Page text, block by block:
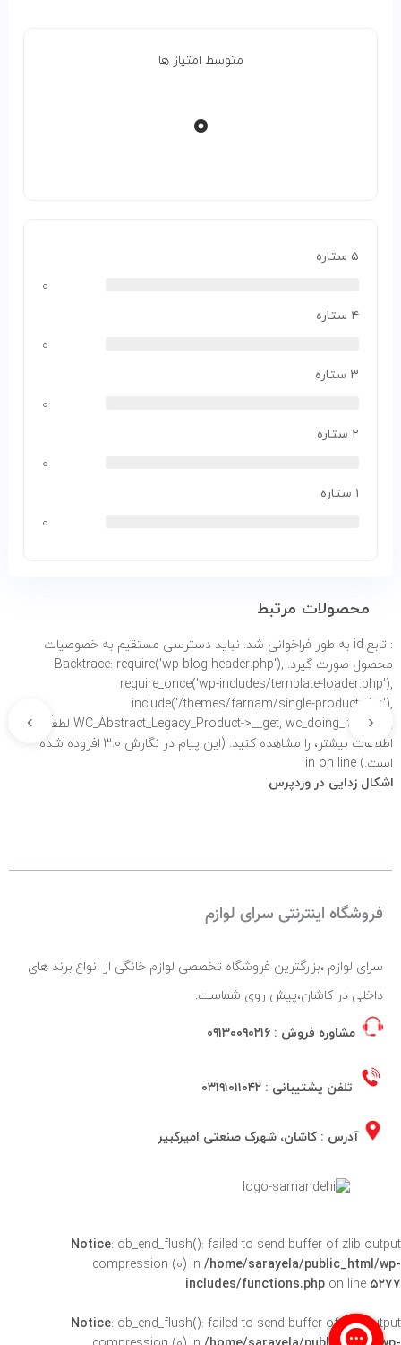
متوسط امتیاز ها
۰
۵ ستاره
۰
۴ ستاره
۰
۳ ستاره
۰
۲ ستاره
۰
۱ ستاره
۰
محصولات مرتبط
: تابع id به طور
فراخوانی شد. نباید دسترسی مستقیم به خصوصیات
محصول صورت گیرد. Backtrace: require('wp-blog-header.php'),
require_once('wp-includes/template-loader.php'),
include('/themes/farnam/single-product.php'),
WC_Abstract_Legacy_Product->__get, wc_doing_it_wrong لطفاً برای
اطلاعات بیشتر،
را مشاهده کنید. (این پیام در نگارش 3.0 افزوده شده
است.) in on line
اشکال زدایی در وردپرس
‹
›
فروشگاه اینترنتی سرای لوازم
سرای لوازم ،بزرگترین فروشگاه تخصصی لوازم خانگی از انواع برند های
داخلی در کاشان،پیش روی شماست.
مشاوره فروش : ۰۹۱۳۰۰۹۰۲۱۶
تلفن پشتیبانی : ۰۳۱۹۱۰۱۱۰۴۲
آدرس : کاشان، شهرک صنعتی امیرکبیر
Notice: ob_end_flush(): failed to send buffer of zlib output
compression (0) in /home/sarayela/public_html/wp-
includes/functions.php on line ۵۲۷۷
Notice: ob_end_flush(): failed to send buffer of zlib output